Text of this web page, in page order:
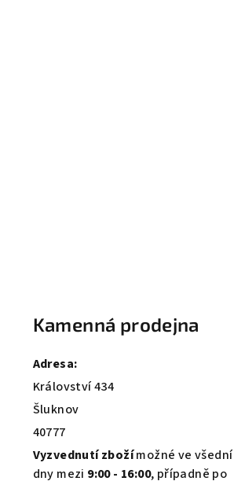
Kamenná prodejna
Adresa:
Království 434
Šluknov
40777
Vyzvednutí zbožímožné ve všední
dny mezi 9:00 - 16:00, případně po